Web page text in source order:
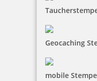
Geocaching
mobile
Jetzt gestalten